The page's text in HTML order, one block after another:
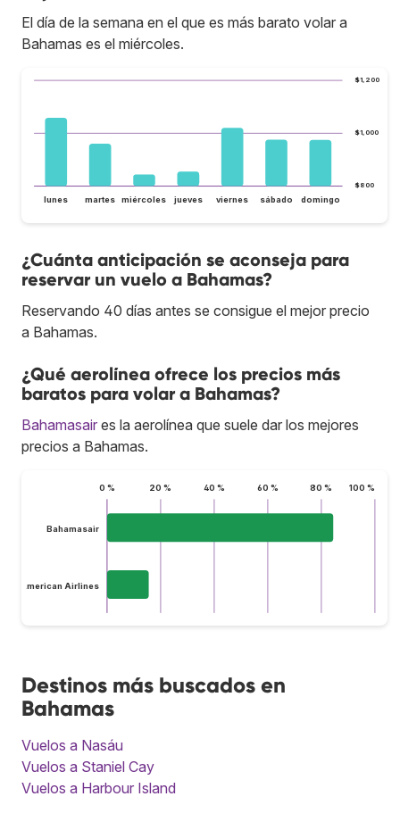
El día de la semana en el que es más barato volar a
Bahamas es el miércoles.
$800
$1,000
$1,200
lunes martes miércoles jueves viernes sábado domingo
¿Cuánta anticipación se aconseja para
reservar un vuelo a Bahamas?
Reservando 40 días antes se consigue el mejor precio
a Bahamas.
¿Qué aerolínea ofrece los precios más
baratos para volar a Bahamas?
Bahamasair es la aerolínea que suele dar los mejores
precios a Bahamas.
0 % 20 % 40 % 60 % 80 % 100 %
Bahamasair
American Airlines
Destinos más buscados en
Bahamas
Vuelos a Nasáu
Vuelos a Staniel Cay
Vuelos a Harbour Island